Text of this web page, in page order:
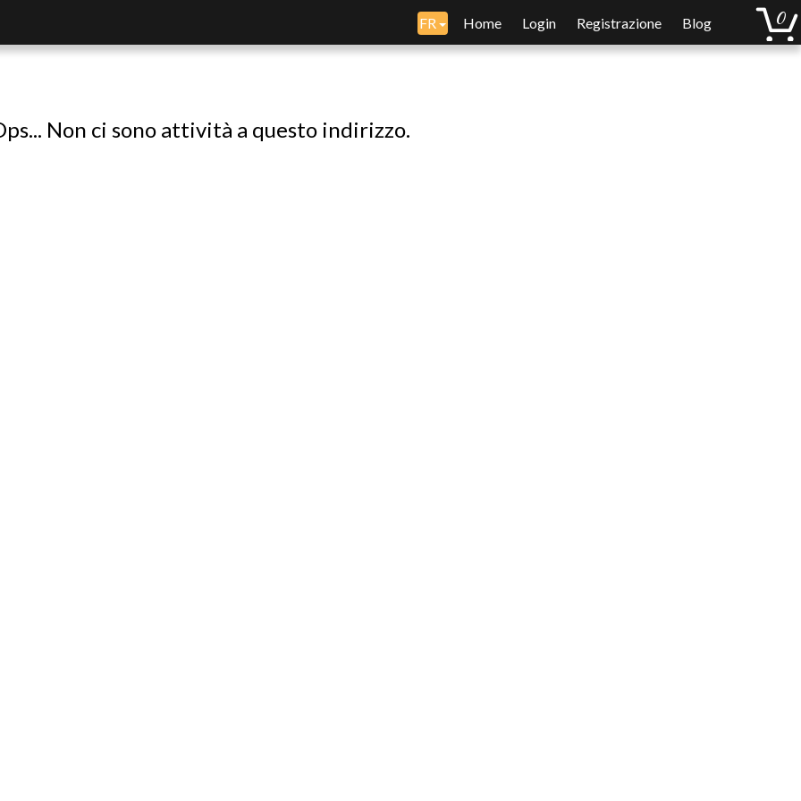
FR Home Login Registrazione Blog
Non ci sono attività a questo indirizzo.